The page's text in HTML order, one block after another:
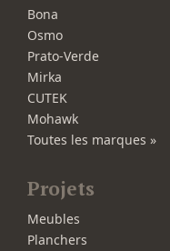
Bona
Osmo
Prato-Verde
Mirka
CUTEK
Mohawk
Toutes les marques »
Projets
Meubles
Planchers